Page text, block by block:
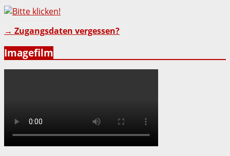
→ Zugangsdaten vergessen?
Imagefilm